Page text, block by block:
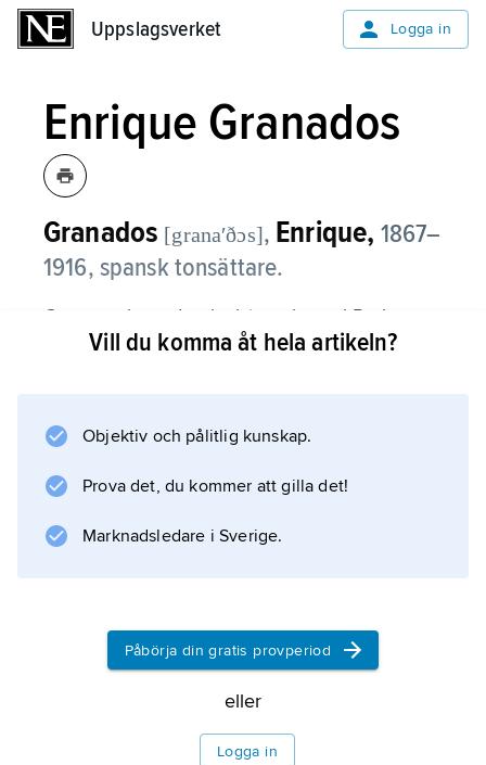
Uppslagsverket Logga in
Enrique Granados
Granados [granaʹðɔs], Enrique, 1867–
1916, spansk tonsättare.
G. var en lysande pianist, verksam i Paris
1887–1900 och därefter i Barcelona. Som
tonspråk med rötter i folkmusiken (bl.a.
Danzas españolas
, 1890). G. skrev en rad operor; den mest
berömda är
Vill du komma åt hela artikeln?
Objektiv och pålitlig kunskap.
Prova det, du kommer att gilla det!
Marknadsledare i Sverige.
Påbörja din gratis provperiod
eller
Logga in